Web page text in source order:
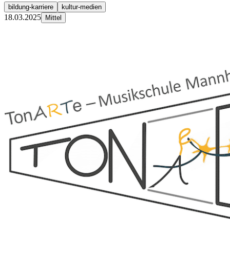
bildung-karriere kultur-medien
18.03.2025 Mittel